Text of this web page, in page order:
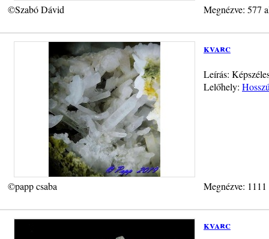
©Szabó Dávid Megnézve: 577
kvarc
Leírás:
Lelőhely:
©papp csaba Megnézve:
kvarc